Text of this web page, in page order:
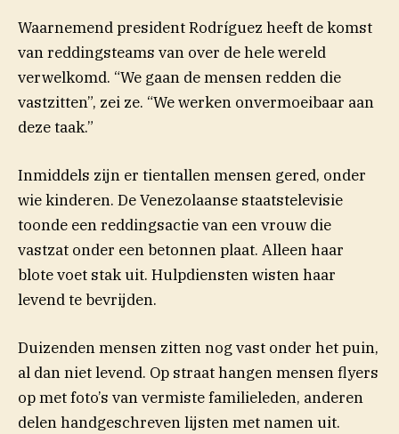
Waarnemend president Rodríguez heeft de komst
van reddingsteams van over de hele wereld
verwelkomd. “We gaan de mensen redden die
vastzitten”, zei ze. “We werken onvermoeibaar aan
deze taak.”
Inmiddels zijn er tientallen mensen gered, onder
wie kinderen. De Venezolaanse staatstelevisie
toonde een reddingsactie van een vrouw die
vastzat onder een betonnen plaat. Alleen haar
blote voet stak uit. Hulpdiensten wisten haar
levend te bevrijden.
Duizenden mensen zitten nog vast onder het puin,
al dan niet levend. Op straat hangen mensen flyers
op met foto’s van vermiste familieleden, anderen
delen handgeschreven lijsten met namen uit.